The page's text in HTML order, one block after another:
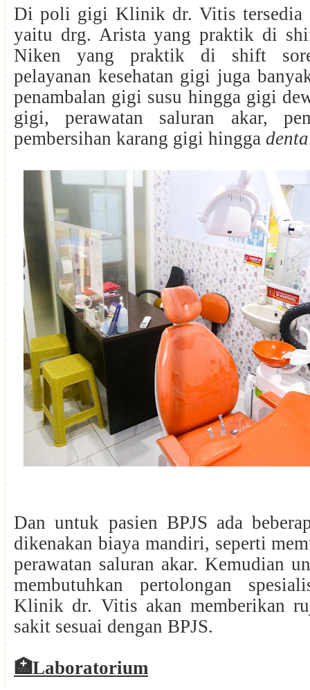
Di poli gigi Klinik dr. Vitis tersedia
yaitu drg. Arista yang praktik di
Niken yang praktik di shift
pelayanan kesehatan gigi juga
penambalan gigi susu hingga gigi
gigi, perawatan saluran akar,
pembersihan karang gigi hingga
Dan untuk pasien BPJS ada
dikenakan biaya mandiri, seperti
perawatan saluran akar. Kemudian
membutuhkan pertolongan
Klinik dr. Vitis akan memberikan
sakit sesuai dengan BPJS.
🏥Laboratorium